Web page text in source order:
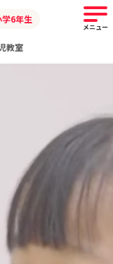
教室
6年生
メニュー